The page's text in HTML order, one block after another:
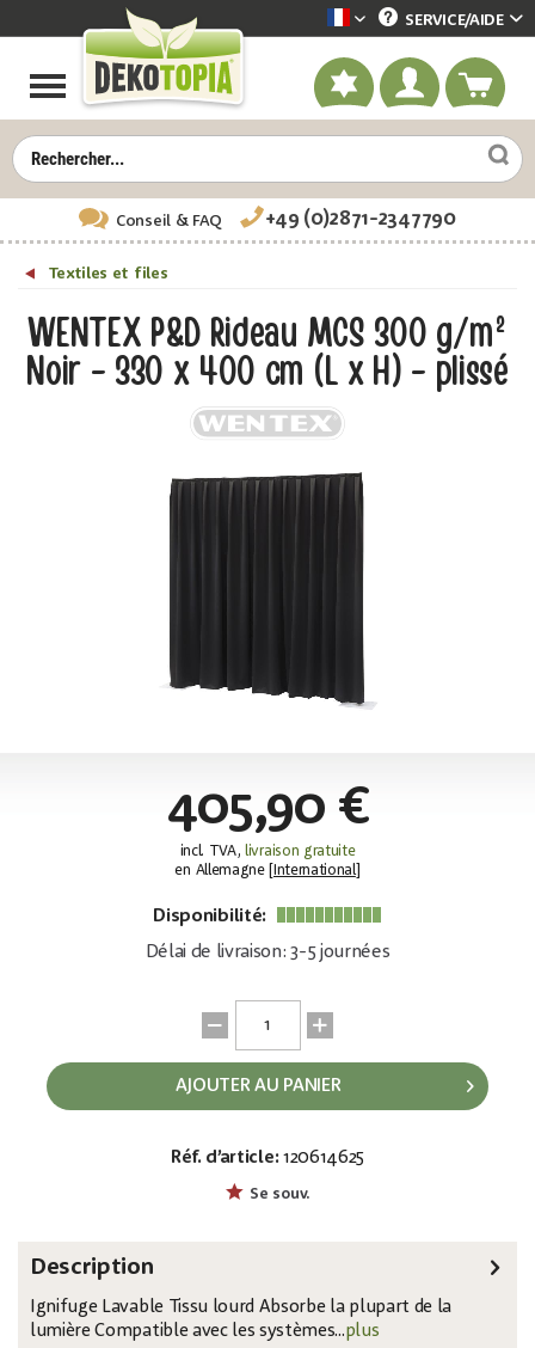
Dekotopia französisch
SERVICE/AIDE
Conseil& FAQ +49 (0)2871-2347790
Textiles et files
WENTEX P&D Rideau MCS 300 g/m²
Noir - 330 x 400 cm (L x H) - plissé
405,90 €
incl. TVA,livraison gratuite
en Allemagne [
International]
Disponibilité:
Délai de livraison: 3-5 journées
AJOUTER AU PANIER
Réf. d’article: 120614625
Se souv.
Description
Ignifuge Lavable Tissu lourd Absorbe la plupart de la
lumière Compatible avec les systèmes...plus